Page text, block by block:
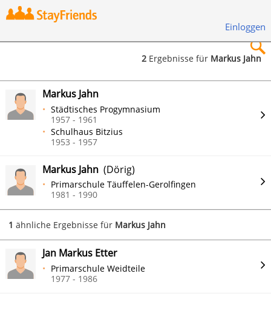
Einloggen
Suchen
2 Ergebnisse für Markus Jahn
Markus Jahn
Städtisches Progymnasium
1957 - 1961
Schulhaus Bitzius
1953 - 1957
Markus Jahn (Dörig)
Primarschule Täuffelen-Gerolfingen
1981 - 1990
1 ähnliche Ergebnisse für Markus Jahn
Jan Markus Etter
Primarschule Weidteile
1977 - 1986